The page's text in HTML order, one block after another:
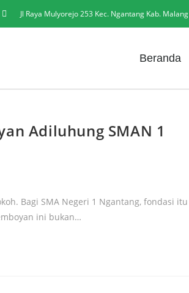
Jl Raya Mulyorejo 253 Kec. Ngantang Kab. Malang
Beranda
Adiluhung SMAN 1
Bagi SMA Negeri 1 Ngantang, fondasi itu
ini bukan…